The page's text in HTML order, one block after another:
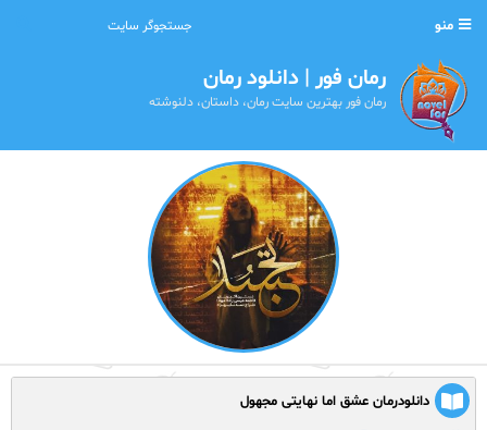
منو
رمان فور | دانلود رمان
رمان فور بهترین سایت رمان، داستان، دلنوشته
دانلودرمان عشق اما نهایتی مجهول